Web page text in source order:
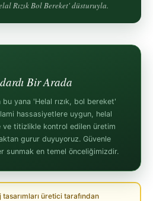
Rızık Bol Bereket' düsturuyla.
Bir Arada
bu yana 'Helal rızık, bol bereket'
hassasiyetlere uygun, helal
ve titizlikle kontrol edilen üretim
gurur duyuyoruz. Güvenle
sunmak en temel önceliğimizdir.
üretici tarafından